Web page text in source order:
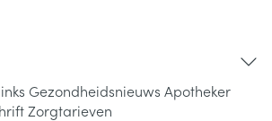
Gezondheidsnieuws Apotheker
Zorgtarieven